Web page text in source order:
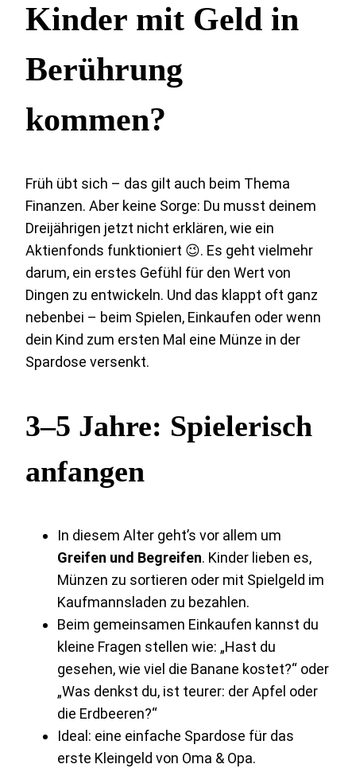
Kinder mit Geld in
Berührung
kommen?
Früh übt sich – das gilt auch beim Thema
Finanzen. Aber keine Sorge: Du musst deinem
Dreijährigen jetzt nicht erklären, wie ein
Aktienfonds funktioniert 😉. Es geht vielmehr
darum, ein erstes Gefühl für den Wert von
Dingen zu entwickeln. Und das klappt oft ganz
nebenbei – beim Spielen, Einkaufen oder wenn
dein Kind zum ersten Mal eine Münze in der
Spardose versenkt.
3–5 Jahre: Spielerisch
anfangen
In diesem Alter geht’s vor allem um
Greifen und Begreifen. Kinder lieben es,
Münzen zu sortieren oder mit Spielgeld im
Kaufmannsladen zu bezahlen.
Beim gemeinsamen Einkaufen kannst du
kleine Fragen stellen wie: „Hast du
gesehen, wie viel die Banane kostet?“ oder
„Was denkst du, ist teurer: der Apfel oder
die Erdbeeren?“
Ideal: eine einfache Spardose für das
erste Kleingeld von Oma & Opa.